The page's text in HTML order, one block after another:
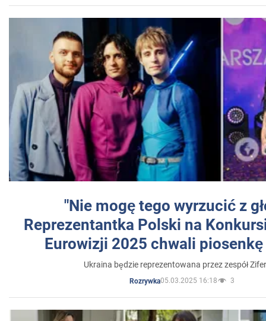
"Nie mogę tego wyrzucić z
Reprezentantka Polski na
Eurowizji 2025 chwali
Ukraina będzie reprezentowana przez zespół
Rozrywka05.03.2025 16:18 3